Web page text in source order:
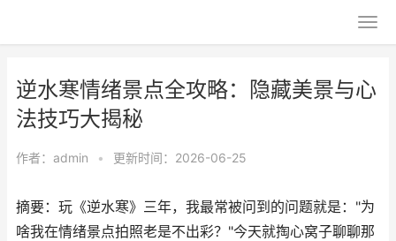
逆水寒情绪景点全攻略：隐藏美景与心
法技巧大揭秘
作者： admin • 更新时间：2026-06-25
摘要：玩《逆水寒》三年，我最常被问到的问题就是："为
啥我在情绪景点拍照老是不出彩？"今天就掏心窝子聊聊那